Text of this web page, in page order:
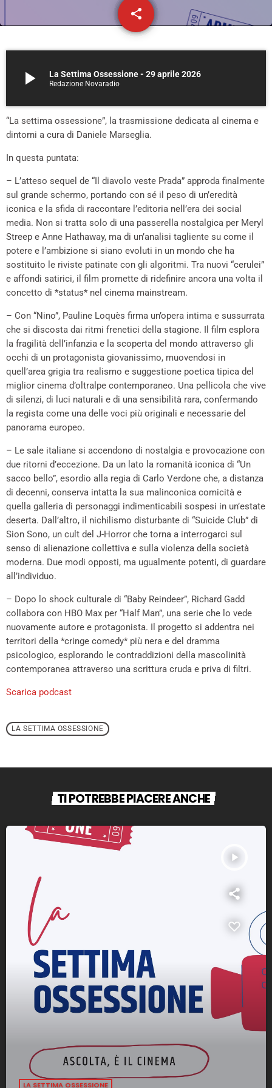
share
email
play_arrow La Settima Ossessione - 29 aprile 2026
Redazione Novaradio
“La settima ossessione”, la trasmissione dedicata al cinema e
dintorni a cura di Daniele Marseglia.
In questa puntata:
– L’atteso sequel de “Il diavolo veste Prada” approda finalmente
sul grande schermo, portando con sé il peso di un’eredità
iconica e la sfida di raccontare l’editoria nell’era dei social
media. Non si tratta solo di una passerella nostalgica per Meryl
Streep e Anne Hathaway, ma di un’analisi tagliente su come il
potere e l’ambizione si siano evoluti in un mondo che ha
sostituito le riviste patinate con gli algoritmi. Tra nuovi “cerulei”
e affondi satirici, il film promette di ridefinire ancora una volta il
concetto di *status* nel cinema mainstream.
– Con “Nino”, Pauline Loquès firma un’opera intima e sussurrata
che si discosta dai ritmi frenetici della stagione. Il film esplora
la fragilità dell’infanzia e la scoperta del mondo attraverso gli
occhi di un protagonista giovanissimo, muovendosi in
quell’area grigia tra realismo e suggestione poetica tipica del
miglior cinema d’oltralpe contemporaneo. Una pellicola che vive
di silenzi, di luci naturali e di una sensibilità rara, confermando
la regista come una delle voci più originali e necessarie del
panorama europeo.
– Le sale italiane si accendono di nostalgia e provocazione con
due ritorni d’eccezione. Da un lato la romanità iconica di “Un
sacco bello”, esordio alla regia di Carlo Verdone che, a distanza
di decenni, conserva intatta la sua malinconica comicità e
quella galleria di personaggi indimenticabili sospesi in un’estate
deserta. Dall’altro, il nichilismo disturbante di “Suicide Club” di
Sion Sono, un cult del J-Horror che torna a interrogarci sul
senso di alienazione collettiva e sulla violenza della società
moderna. Due modi opposti, ma ugualmente potenti, di guardare
all’individuo.
– Dopo lo shock culturale di “Baby Reindeer”, Richard Gadd
collabora con HBO Max per “Half Man”, una serie che lo vede
nuovamente autore e protagonista. Il progetto si addentra nei
territori della *cringe comedy* più nera e del dramma
psicologico, esplorando le contraddizioni della mascolinità
contemporanea attraverso una scrittura cruda e priva di filtri.
Scarica podcast
LA SETTIMA OSSESSIONE
TI POTREBBE PIACERE ANCHE
play_arrow
LA SETTIMA OSSESSIONE